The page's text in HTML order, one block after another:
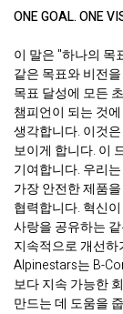
ONE GOAL. ONE
이 말은 "하나의 목
같은 목표와 비전
목표 달성에 모든
챔피언이 되는 것
생각합니다. 이것
보이게 합니다. 이
기여합니다. 우리
가장 안전한 제품
협력합니다. 혁신
사랑을 공유하는
지속적으로 개선
Alpinestars는 B-
보다 지속 가능한
만드는 데 도움을